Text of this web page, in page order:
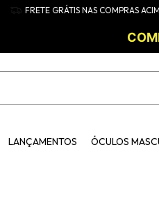
FRETE GRÁTIS NAS COMPRAS ACIMA DE
LANÇAMENTOS ÓCULOS